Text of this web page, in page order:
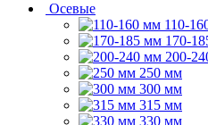
Осевые
110-
170-
200-
250 мм
300 мм
315 мм
330 мм